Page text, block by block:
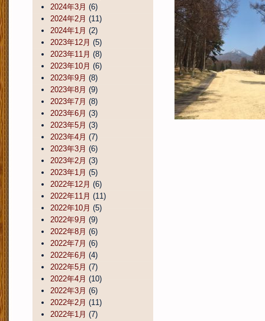
2024年3月 (6)
2024年2月 (11)
2024年1月 (2)
2023年12月 (5)
2023年11月 (8)
2023年10月 (6)
2023年9月 (8)
2023年8月 (9)
2023年7月 (8)
2023年6月 (3)
2023年5月 (3)
2023年4月 (7)
2023年3月 (6)
2023年2月 (3)
2023年1月 (5)
2022年12月 (6)
2022年11月 (11)
2022年10月 (5)
2022年9月 (9)
2022年8月 (6)
2022年7月 (6)
2022年6月 (4)
2022年5月 (7)
2022年4月 (10)
2022年3月 (6)
2022年2月 (11)
2022年1月 (7)